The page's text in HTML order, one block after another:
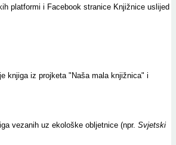
platformi i Facebook stranice Knjižnice uslijed
knjiga iz projketa "Naša mala knjižnica" i
vezanih uz ekološke obljetnice (npr. Svjetski